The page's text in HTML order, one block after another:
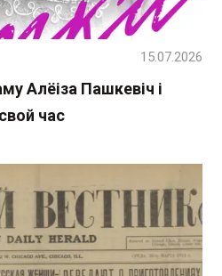
Алёіза Пашкевіч і
час
15.07.2026